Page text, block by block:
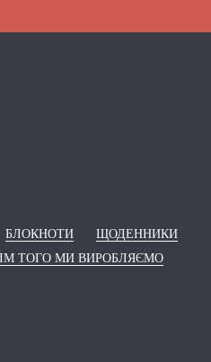
БЛОКНОТИ
ЩОДЕННИКИ
ТОГО МИ ВИРОБЛЯЄМО